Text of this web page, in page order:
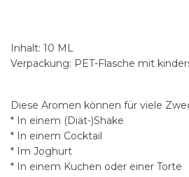
Inhalt: 10 ML
Verpackung: PET-Flasche mit
Diese Aromen können für viele
* In einem (Diät-)Shake
* In einem Cocktail
* Im Joghurt
* In einem Kuchen oder einer Torte